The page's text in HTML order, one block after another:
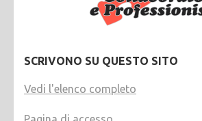
SCRIVONO SU QUESTO SITO
Vedi l'elenco completo